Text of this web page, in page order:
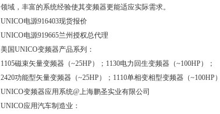
领域，丰富的系统经验使其变频器更能适应实际需求。
UNICO电源916403现货报价
UNICO电源919665兰州授权总代理
美国UNICO变频器产品系列：
1105磁束矢量变频器（~25HP）；1130电力回生变频器（~100HP）；
2420功能型矢量变频器（~25HP）；1110单相变相型变频器（~100HP）
UNICO变频器应用系统@上海鹏圣实业有限公司
UNICO应用汽车制造业：